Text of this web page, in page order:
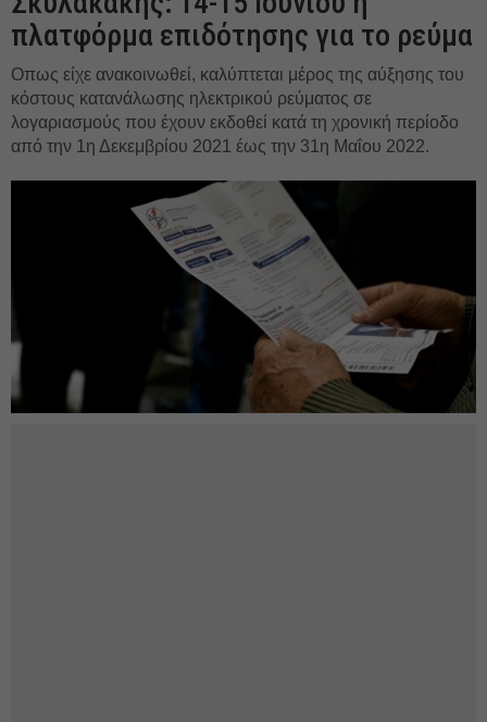
πλατφόρμα επιδότησης για το ρεύμα
Οπως είχε ανακοινωθεί, καλύπτεται μέρος της αύξησης του
κόστους κατανάλωσης ηλεκτρικού ρεύματος σε
λογαριασμούς που έχουν εκδοθεί κατά τη χρονική περίοδο
από την 1η Δεκεμβρίου 2021 έως την 31η Μαΐου 2022.